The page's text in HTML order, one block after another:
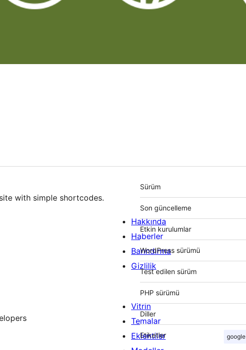
with simple shortcodes.
Meta
Sürüm
Son güncelleme
Etkin kurulumlar
WordPress sürümü
Test edilen sürüm
PHP sürümü
Diller
Etiketler google
Hakkında
Haberler
Barındırma
Gizlilik
Vitrin
Temalar
Eklentiler